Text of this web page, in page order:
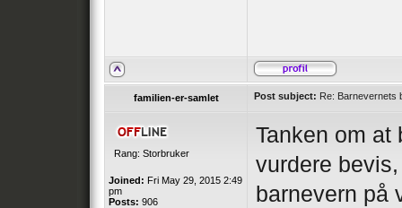
familien-er-samlet Post subject: Re: Barnevernets
Rang: Storbruker
Joined: Fri May 29, 2015 2:49
pm
Posts: 906
Tanken om at
vurdere
barnevern på